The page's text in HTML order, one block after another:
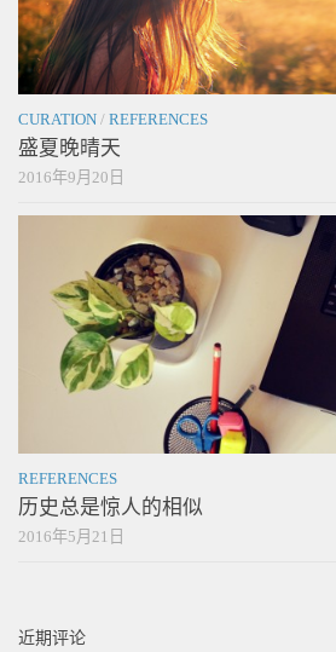
CURATION / REFERENCES
盛夏晚晴天
2016年9月20日
REFERENCES
历史总是惊人的相似
2016年5月21日
近期评论